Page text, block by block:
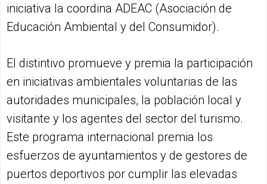
iniciativa la coordina ADEAC (Asociación de
Educación Ambiental y del Consumidor).
El distintivo promueve y premia la participación
en iniciativas ambientales voluntarias de las
autoridades municipales, la población local y
visitante y los agentes del sector del turismo.
Este programa internacional premia los
esfuerzos de ayuntamientos y de gestores de
puertos deportivos por cumplir las elevadas